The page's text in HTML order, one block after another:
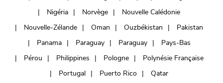
Nigéria
Norvège
Nouvelle Calédonie
Nouvelle-Zélande
Oman Ouzbékistan
Pakistan
Panama
Paraguay Paraguay
Pays-Bas
Pérou
Philippines Pologne
Polynésie Française
Portugal
Puerto Rico
Qatar